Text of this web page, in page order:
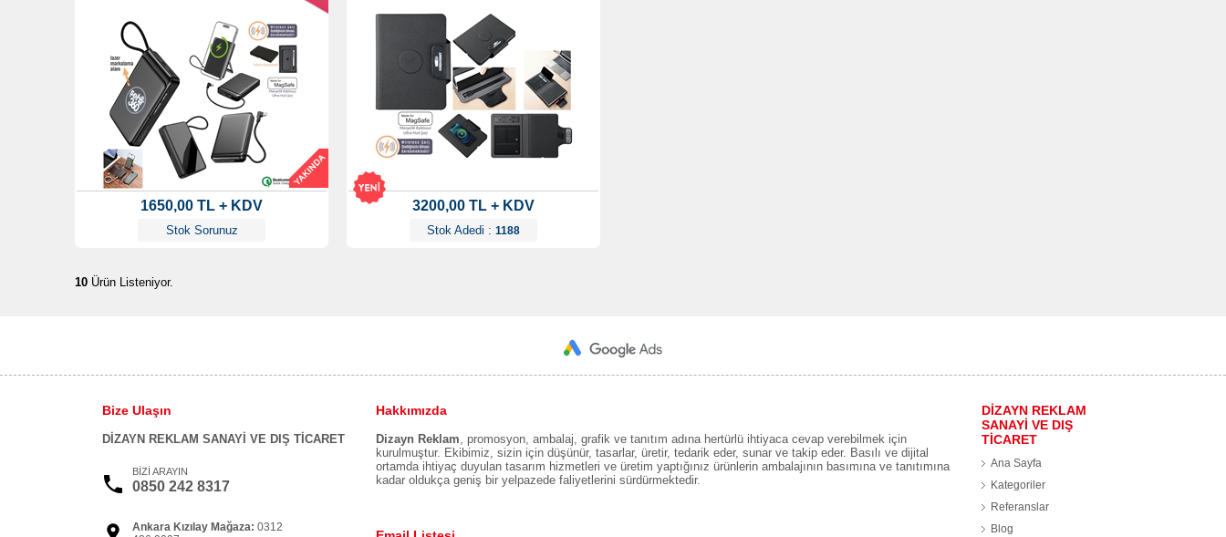
1650,00 TL + KDV
Stok Sorunuz
3200,00 TL + KDV
Stok Adedi : 1188
10 Ürün Listeniyor.
Bize Ulaşın
DİZAYN REKLAM SANAYİ VE DIŞ TİCARET
BİZİ ARAYIN
0850 242 8317
Ankara Kızılay Mağaza: 0312
Hakkımızda
Dizayn Reklam, promosyon, ambalaj, grafik ve tanıtım adına hertürlü ihtiyaca cevap verebilmek için
kurulmuştur. Ekibimiz, sizin için düşünür, tasarlar, üretir, tedarik eder, sunar ve takip eder. Basılı ve dijital
ortamda ihtiyaç duyulan tasarım hizmetleri ve üretim yaptığınız ürünlerin ambalajının basımına ve tanıtımına
kadar oldukça geniş bir yelpazede faliyetlerini sürdürmektedir.
DİZAYN REKLAM
SANAYİ VE DIŞ
TİCARET
Ana Sayfa
Kategoriler
Referanslar
Blog